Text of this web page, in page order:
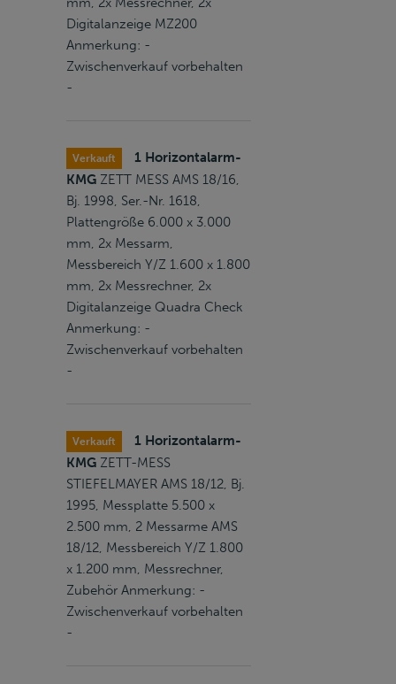
Digitalanzeige MZ200
Anmerkung: -
Zwischenverkauf vorbehalten
-
Verkauft
1 Horizontalarm-
KMG ZETT MESS AMS 18/16,
Bj. 1998, Ser.-Nr. 1618,
Plattengröße 6.000 x 3.000
mm, 2x Messarm,
Messbereich Y/Z 1.600 x 1.800
mm, 2x Messrechner, 2x
Digitalanzeige Quadra Check
Anmerkung: -
Zwischenverkauf vorbehalten
-
Verkauft
1 Horizontalarm-
KMG ZETT-MESS
STIEFELMAYER AMS 18/12, Bj.
1995, Messplatte 5.500 x
2.500 mm, 2 Messarme AMS
18/12, Messbereich Y/Z 1.800
x 1.200 mm, Messrechner,
Zubehör Anmerkung: -
Zwischenverkauf vorbehalten
-